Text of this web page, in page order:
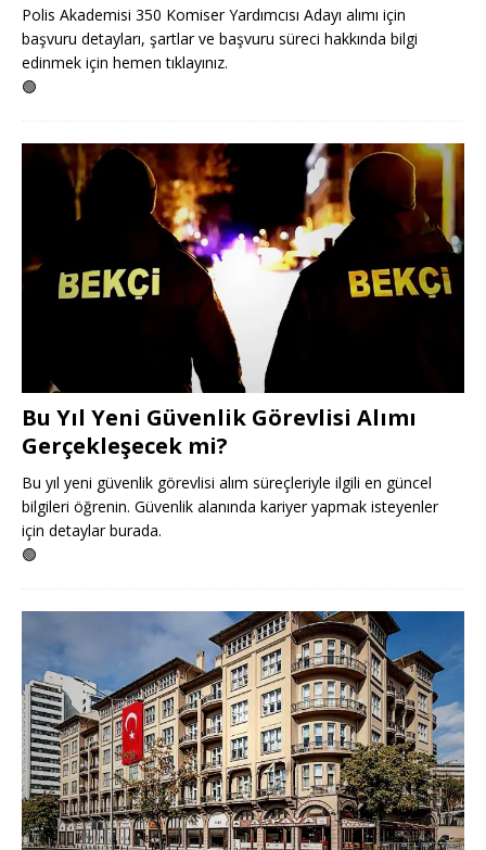
Polis Akademisi 350 Komiser Yardımcısı Adayı alımı için
başvuru detayları, şartlar ve başvuru süreci hakkında bilgi
edinmek için hemen tıklayınız.
🟢
Bu Yıl Yeni Güvenlik Görevlisi Alımı
Gerçekleşecek mi?
Bu yıl yeni güvenlik görevlisi alım süreçleriyle ilgili en güncel
bilgileri öğrenin. Güvenlik alanında kariyer yapmak isteyenler
için detaylar burada.
🟢